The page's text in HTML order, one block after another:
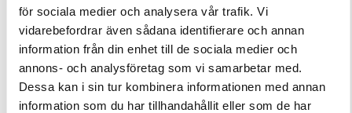
för sociala medier och analysera vår trafik. Vi
vidarebefordrar även sådana identifierare och annan
information från din enhet till de sociala medier och
annons- och analysföretag som vi samarbetar med.
Dessa kan i sin tur kombinera informationen med annan
information som du har tillhandahållit eller som de har
något som både
Caroline och Dylan
tyckte passade
perfekt in på dem,
då de inte riktigt vill
vara som alla andra
utan göra saker på
sitt sätt.